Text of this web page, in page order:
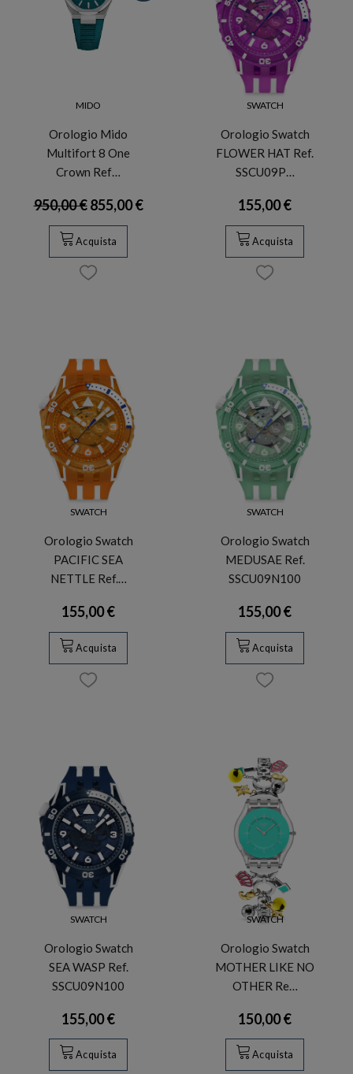
MIDO
Orologio Mido
Multifort 8 One
Crown Ref…
950,00 €855,00 €
Acquista
SWATCH
Orologio Swatch
FLOWER HAT Ref.
SSCU09P…
155,00 €
Acquista
SWATCH
Orologio Swatch
PACIFIC SEA
NETTLE Ref.…
155,00 €
Acquista
SWATCH
Orologio Swatch
MEDUSAE Ref.
SSCU09N100
155,00 €
Acquista
SWATCH
Orologio Swatch
SEA WASP Ref.
SSCU09N100
155,00 €
Acquista
SWATCH
Orologio Swatch
MOTHER LIKE NO
OTHER Re…
150,00 €
Acquista